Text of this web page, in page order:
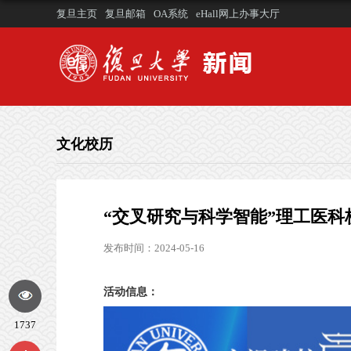
复旦主页 复旦邮箱 OA系统 eHall网上办事大厅
文化校历
“交叉研究与科学智能”理工医
发布时间：2024-05-16
活动信息：
1737